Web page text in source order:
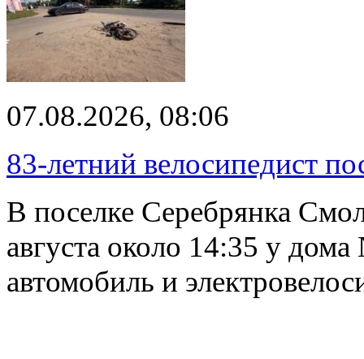
07.08.2026, 08:06
83-летний велосипедист
В поселке Серебрянка
августа около 14:35 у
автомобиль и